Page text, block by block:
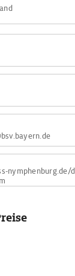
nymphenburg.de/